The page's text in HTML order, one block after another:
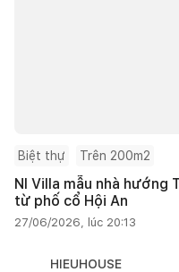
Biệt thự Trên 200m2
NI Villa mẫu nhà hướng
từ phố cổ Hội An
27/06/2026, lúc 20:13
HIEUHOUSE